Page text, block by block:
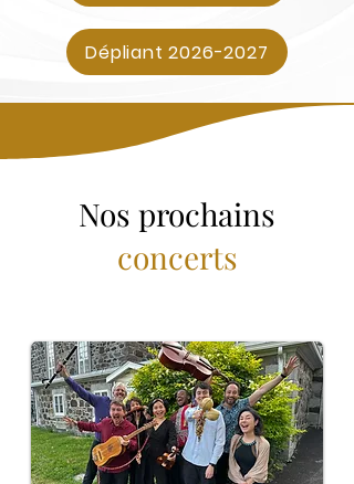
Dépliant 2026-2027
Nos prochains
concerts